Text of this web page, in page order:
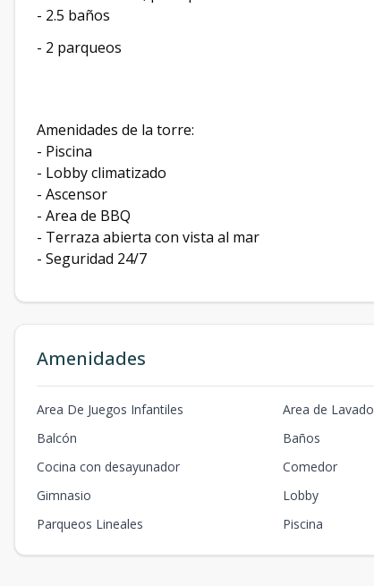
- 2.5 baños
- 2 parqueos
Amenidades de la torre:
- Piscina
- Lobby climatizado
- Ascensor
- Area de BBQ
- Terraza abierta con vista al mar
- Seguridad 24/7
Amenidades
Area De Juegos Infantiles Area de Lavado
Balcón
Baños
Cocina con desayunador
Comedor
Gimnasio
Lobby
Parqueos Lineales
Piscina